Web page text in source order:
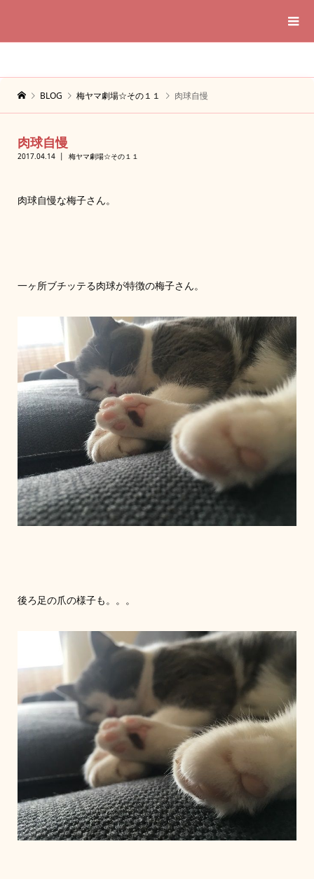
BLOG 梅ヤマ劇場☆その１１ 肉球自慢
肉球自慢
2017.04.14 梅ヤマ劇場☆その１１
肉球自慢な梅子さん。
一ヶ所ブチッテる肉球が特徴の梅子さん。
後ろ足の爪の様子も。。。